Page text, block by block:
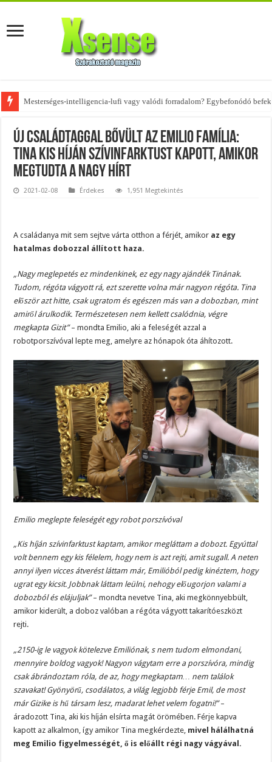
Mesterséges-intelligencia-lufi vagy valódi forradalom? Egybefonódó
Az övtáskák továbbra is trendik – nézd meg, milyen stílusokhoz illenek!
Új családtaggal bővült az Emilio família:
Tina kis híján szívinfarktust kapott, amikor
megtudta a nagy hírt
2021-02-08 Érdekes 1,951 Megtekintés
A családanya mit sem sejtve várta otthon a férjét, amikor az egy
hatalmas dobozzal állított haza.
„Nagy meglepetés ez mindenkinek, ez egy nagy ajándék Tinának.
Tudom, régóta vágyott rá, ezt szerette volna már nagyon régóta. Tina
először azt hitte, csak ugratom és egészen más van a dobozban, mint
amiről árulkodik. Természetesen nem kellett csalódnia, végre
megkapta Gizit”– mondta Emilio, aki a feleségét azzal a
robotporszívóval lepte meg, amelyre az hónapok óta áhítozott.
Emilio meglepte feleségét egy robot porszívóval
„Kis híján szívinfarktust kaptam, amikor megláttam a dobozt. Egyúttal
volt bennem egy kis félelem, hogy nem is azt rejti, amit sugall. A neten
annyi ilyen vicces átverést láttam már, Emilióból pedig kinéztem, hogy
ugrat egy kicsit. Jobbnak láttam leülni, nehogy előugorjon valami a
dobozból és elájuljak”– mondta nevetve Tina, aki megkönnyebbült,
amikor kiderült, a doboz valóban a régóta vágyott takarítóeszközt
rejti.
„2150-ig le vagyok kötelezve Emiliónak, s nem tudom elmondani,
mennyire boldog vagyok! Nagyon vágytam erre a porszívóra, mindig
csak ábrándoztam róla, de az, hogy megkaptam… nem találok
szavakat! Gyönyörű, csodálatos, a világ legjobb férje Emil, de most
már Gizike is hű társam lesz, madarat lehet velem fogatni!”–
áradozott Tina, aki kis híján elsírta magát örömében. Férje kapva
kapott az alkalmon, így amikor Tina megkérdezte, mivel hálálhatná
meg Emilio figyelmességét, ő is előállt régi nagy vágyával.